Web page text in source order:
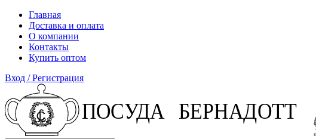
Главная
Доставка и оплата
О компании
Контакты
Купить оптом
Вход / Регистрация